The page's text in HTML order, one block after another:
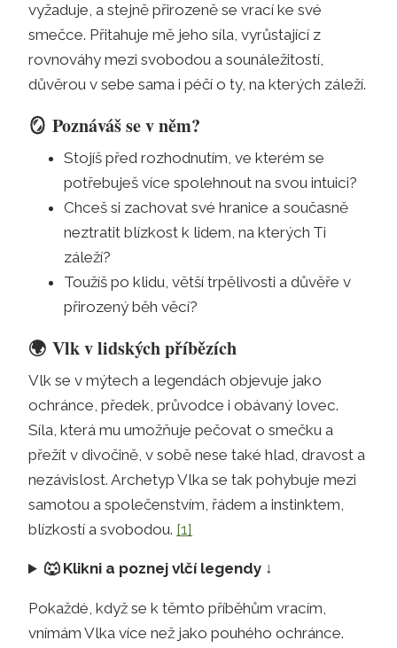
vyžaduje, a stejně přirozeně se vrací ke své
smečce. Přitahuje mě jeho síla, vyrůstající z
rovnováhy mezi svobodou a sounáležitostí,
důvěrou v sebe sama i péčí o ty, na kterých záleží.
🪞Poznáváš se v něm?
Stojíš před rozhodnutím, ve kterém se
potřebuješ více spolehnout na svou intuici?
Chceš si zachovat své hranice a současně
neztratit blízkost k lidem, na kterých Ti
záleží?
Toužíš po klidu, větší trpělivosti a důvěře v
přirozený běh věcí?
🌍Vlk v lidských příbězích
Vlk se v mýtech a legendách objevuje jako
ochránce, předek, průvodce i obávaný lovec.
Síla, která mu umožňuje pečovat o smečku a
přežít v divočině, v sobě nese také hlad, dravost a
nezávislost. Archetyp Vlka se tak pohybuje mezi
samotou a společenstvím, řádem a instinktem,
blízkostí a svobodou. [1]
🐺 Klikni a poznej vlčí legendy ↓
Pokaždé, když se k těmto příběhům vracím,
vnímám Vlka více než jako pouhého ochránce.